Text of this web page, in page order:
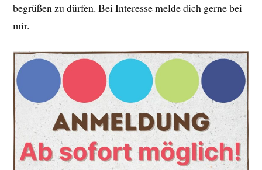
begrüßen zu dürfen. Bei Interesse melde dich gerne bei
mir.